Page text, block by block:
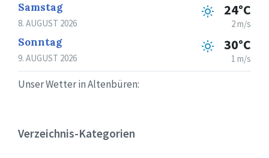
Samstag
8. AUGUST 2026
24°C
2 m/s
Sonntag
9. AUGUST 2026
30°C
1 m/s
Unser Wetter in Altenbüren:
Verzeichnis-Kategorien